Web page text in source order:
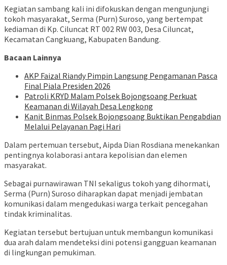
Kegiatan sambang kali ini difokuskan dengan mengunjungi
tokoh masyarakat, Serma (Purn) Suroso, yang bertempat
kediaman di Kp. Ciluncat RT 002 RW 003, Desa Ciluncat,
Kecamatan Cangkuang, Kabupaten Bandung.
Bacaan Lainnya
AKP Faizal Riandy Pimpin Langsung Pengamanan Pasca
Final Piala Presiden 2026
Patroli KRYD Malam Polsek Bojongsoang Perkuat
Keamanan di Wilayah Desa Lengkong
Kanit Binmas Polsek Bojongsoang Buktikan Pengabdian
Melalui Pelayanan Pagi Hari
Dalam pertemuan tersebut, Aipda Dian Rosdiana menekankan
pentingnya kolaborasi antara kepolisian dan elemen
masyarakat.
Sebagai purnawirawan TNI sekaligus tokoh yang dihormati,
Serma (Purn) Suroso diharapkan dapat menjadi jembatan
komunikasi dalam mengedukasi warga terkait pencegahan
tindak kriminalitas.
Kegiatan tersebut bertujuan untuk membangun komunikasi
dua arah dalam mendeteksi dini potensi gangguan keamanan
di lingkungan pemukiman.